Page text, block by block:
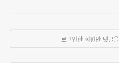
로그인한 회원만 댓글